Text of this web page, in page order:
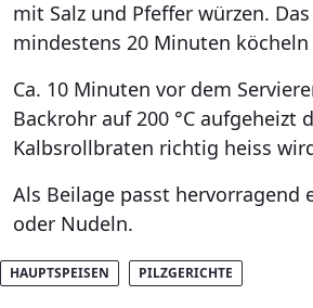
mit Salz und Pfeffer würzen. Das
mindestens 20 Minuten köcheln
Ca. 10 Minuten vor dem
Backrohr auf 200 °C aufgeheizt
Kalbsrollbraten richtig heiss
Als Beilage passt hervorragend
oder Nudeln.
HAUPTSPEISEN PILZGERICHTE